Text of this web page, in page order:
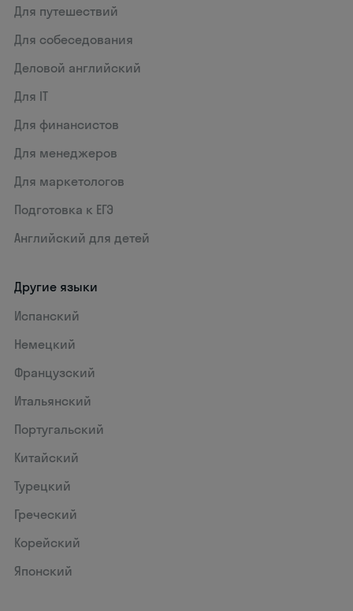
Для путешествий
Для собеседования
Деловой английский
Для IT
Для финансистов
Для менеджеров
Для маркетологов
Подготовка к ЕГЭ
Английский для детей
Другие языки
Испанский
Немецкий
Французский
Итальянский
Португальский
Китайский
Турецкий
Греческий
Корейский
Японский